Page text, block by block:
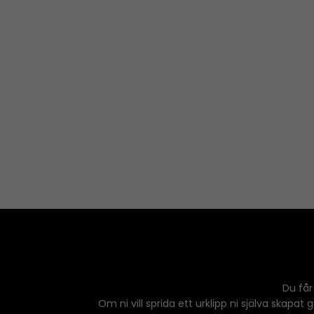
Du
Om ni vill sprida ett urklipp ni själva